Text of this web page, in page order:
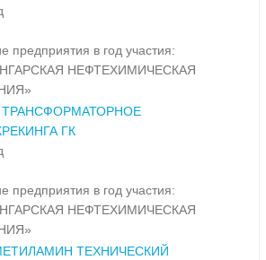
предприятия в год участия:
НЕФТЕХИМИЧЕСКАЯ
ГК
предприятия в год участия:
НЕФТЕХИМИЧЕСКАЯ
ТЕХНИЧЕСКИЙ